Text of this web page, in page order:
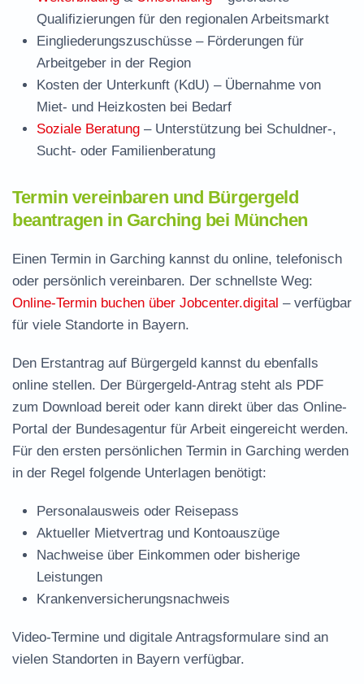
Qualifizierungen für den regionalen Arbeitsmarkt
Eingliederungszuschüsse – Förderungen für
Arbeitgeber in der Region
Kosten der Unterkunft (KdU) – Übernahme von
Miet- und Heizkosten bei Bedarf
Soziale Beratung – Unterstützung bei Schuldner-,
Sucht- oder Familienberatung
Termin vereinbaren und Bürgergeld
beantragen in Garching bei München
Einen Termin in Garching kannst du online, telefonisch
oder persönlich vereinbaren. Der schnellste Weg:
Online-Termin buchen über Jobcenter.digital – verfügbar
für viele Standorte in Bayern.
Den Erstantrag auf Bürgergeld kannst du ebenfalls
online stellen. Der Bürgergeld-Antrag steht als PDF
zum Download bereit oder kann direkt über das Online-
Portal der Bundesagentur für Arbeit eingereicht werden.
Für den ersten persönlichen Termin in Garching werden
in der Regel folgende Unterlagen benötigt:
Personalausweis oder Reisepass
Aktueller Mietvertrag und Kontoauszüge
Nachweise über Einkommen oder bisherige
Leistungen
Krankenversicherungsnachweis
Video-Termine und digitale Antragsformulare sind an
vielen Standorten in Bayern verfügbar.